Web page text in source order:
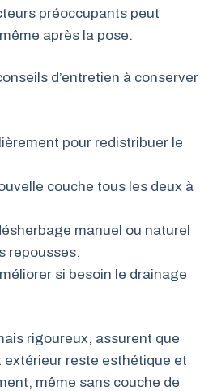
préoccupants peut
après la pose.
d’entretien à conserver
pour redistribuer le
couche tous les deux à
manuel ou naturel
repousses.
si besoin le drainage
rigoureux, assurent que
reste esthétique et
même sans couche de